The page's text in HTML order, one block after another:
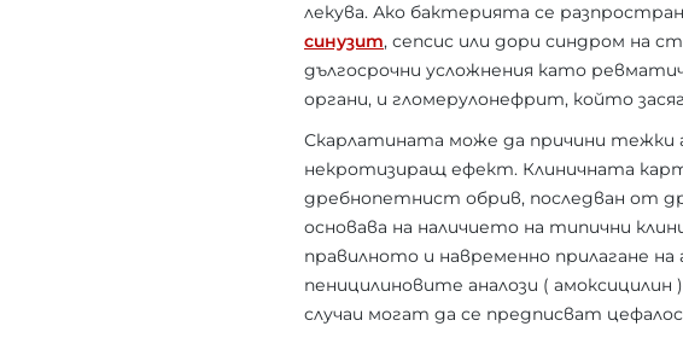
лекува. Ако бактерията се
синузит, сепсис или дори синдром на
дългосрочни усложнения като
органи, и гломерулонефрит, който
Скарлатината може да причини тежки
некротизиращ ефект. Клиничната
дребнопетнист обрив, последван от
основава на наличието на типични
правилното и навременно прилагане
пеницилиновите аналози (
случаи могат да се предписват